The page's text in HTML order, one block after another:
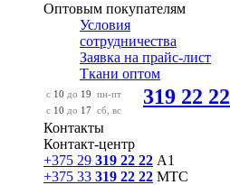
Оптовым покупателям
Условия
сотрудничества
Заявка на прайс-лист
Ткани оптом
с 10 до 19
пн-пт
с 10 до 17 сб, вс
319 22 22
Контакты
Контакт-центр
+375 29 319 22 22 А1
+375 33 319 22 22 МТС